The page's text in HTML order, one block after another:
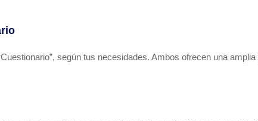
según tus necesidades. Ambos ofrecen una